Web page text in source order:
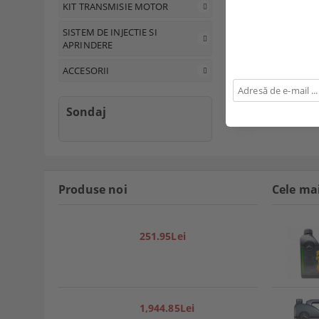
KIT TRANSMISIE MOTOR
SISTEM DE INJECTIE SI
APRINDERE
ACCESORII
Sondaj
Produse noi
251.95Lei
1,944.85Lei
Cele